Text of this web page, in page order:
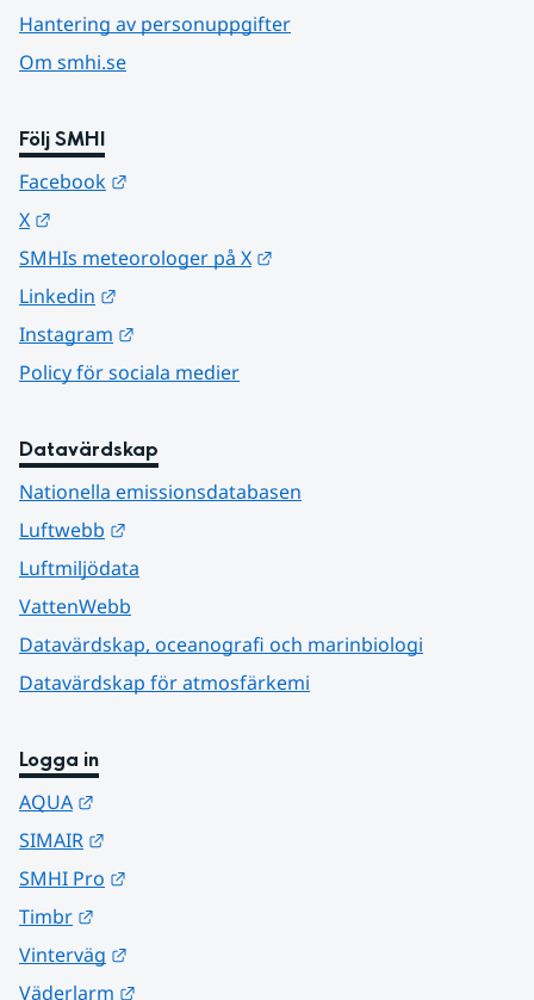
Hantering av personuppgifter
Om smhi.se
Följ SMHI
Facebook
X
SMHIs meteorologer på X
Linkedin
Instagram
Policy för sociala medier
Datavärdskap
Nationella emissionsdatabasen
Luftwebb
Luftmiljödata
VattenWebb
Datavärdskap, oceanografi och marinbiologi
Datavärdskap för atmosfärkemi
Logga in
AQUA
SIMAIR
SMHI Pro
Timbr
Vinterväg
Väderlarm